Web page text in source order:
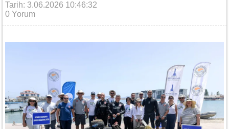
Tarih: 3.06.2026 10:46:32
0 Yorum